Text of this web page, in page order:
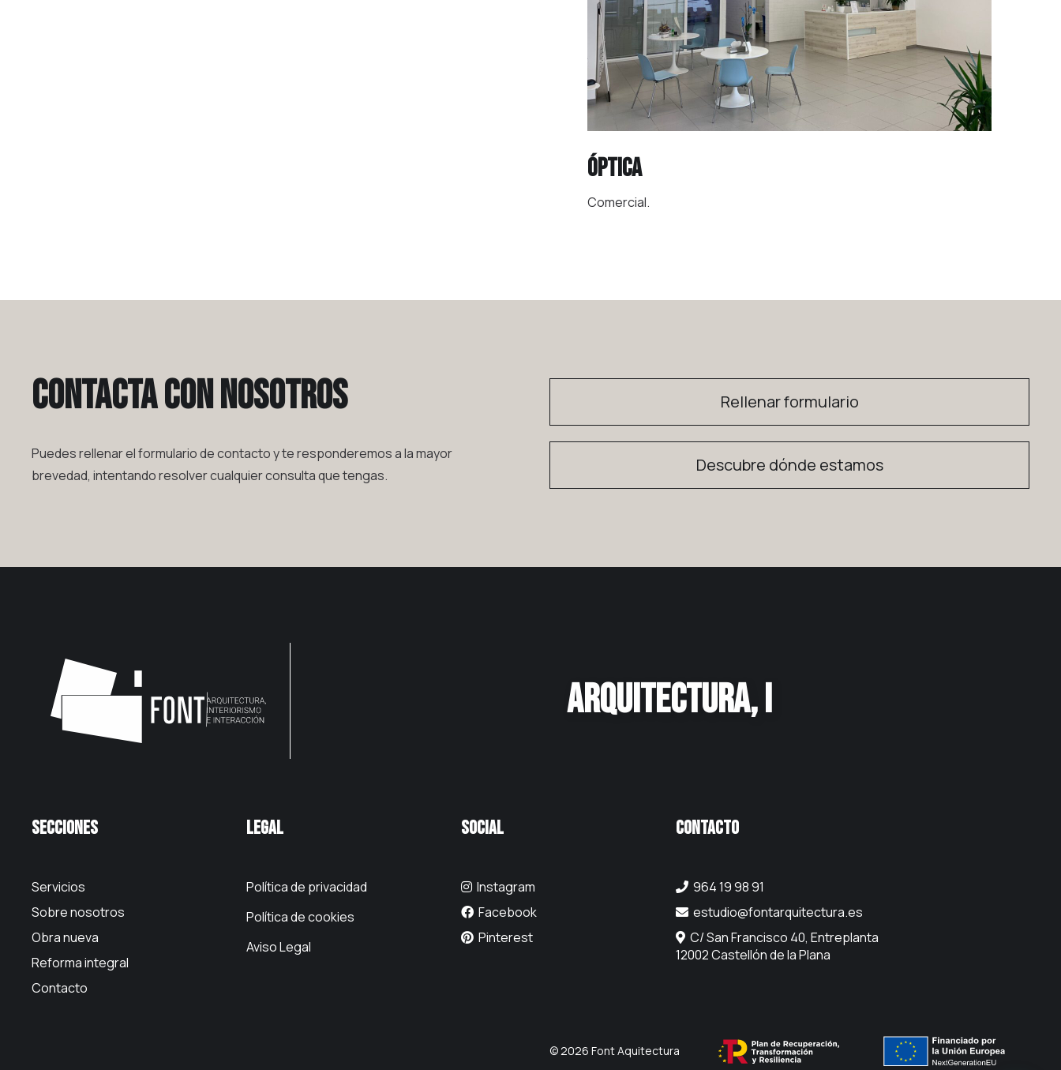
Óptica
Comercial.
Contacta con nosotros
Puedes rellenar el formulario de contacto y te responderemos a la mayor
brevedad, intentando resolver cualquier consulta que tengas.
Rellenar formulario
Descubre dónde estamos
ARQUITECTURA, INTERIOR
Secciones
Servicios
Sobre nosotros
Obra nueva
Reforma integral
Contacto
Legal
Política de privacidad
Política de cookies
Aviso Legal
Social
Instagram
Facebook
Pinterest
Contacto
964 19 98 91
estudio@fontarquitectura.es
C/ San Francisco 40, Entreplanta
12002 Castellón de la Plana
© 2026 Font Aquitectura